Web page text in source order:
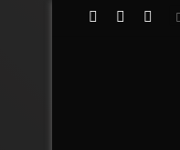
تسجيل الدخول
مقال عشوائي